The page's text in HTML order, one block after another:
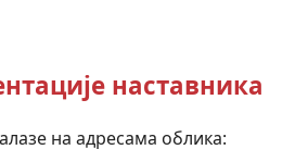
наставника
на адресама облика: